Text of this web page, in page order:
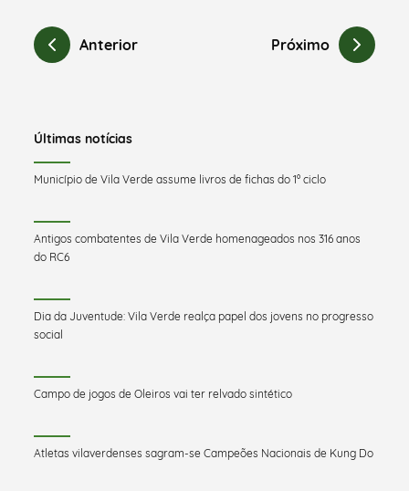
Anterior Próximo
Últimas notícias
Município de Vila Verde assume livros de fichas do 1º ciclo
Antigos combatentes de Vila Verde homenageados nos 316 anos
do RC6
Dia da Juventude: Vila Verde realça papel dos jovens no progresso
social
Campo de jogos de Oleiros vai ter relvado sintético
Atletas vilaverdenses sagram-se Campeões Nacionais de Kung Do